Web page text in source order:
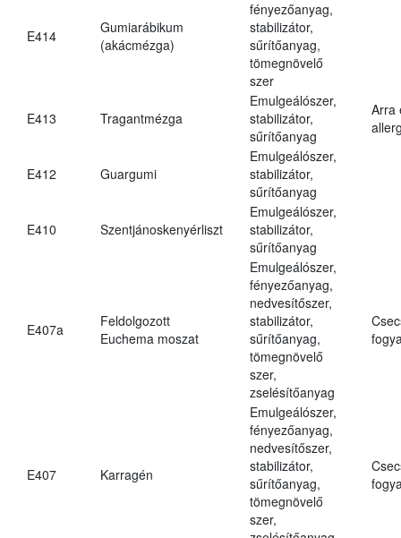
E414
Gumiarábikum
(akácmézga)
fényezőanyag,
stabilizátor,
sűrítőanyag,
tömegnövelő
szer
E413 Tragantmézga
Emulgeálószer,
stabilizátor,
sűrítőanyag
Arra
E412 Guargumi
Emulgeálószer,
stabilizátor,
sűrítőanyag
E410 Szentjánoskenyérliszt
Emulgeálószer,
stabilizátor,
sűrítőanyag
E407a
Feldolgozott
Euchema moszat
Emulgeálószer,
fényezőanyag,
nedvesítőszer,
stabilizátor,
sűrítőanyag,
tömegnövelő
szer,
zselésítőanyag
E407 Karragén
Emulgeálószer,
fényezőanyag,
nedvesítőszer,
stabilizátor,
sűrítőanyag,
tömegnövelő
szer,